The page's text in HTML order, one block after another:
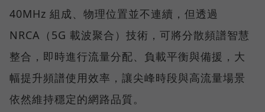
40MHz 組成、物理位置並不連續，但透過
NRCA（5G 載波聚合）技術，可將分散頻譜智慧
整合，即時進行流量分配、負載平衡與備援，大
幅提升頻譜使用效率，讓尖峰時段與高流量場景
依然維持穩定的網路品質。